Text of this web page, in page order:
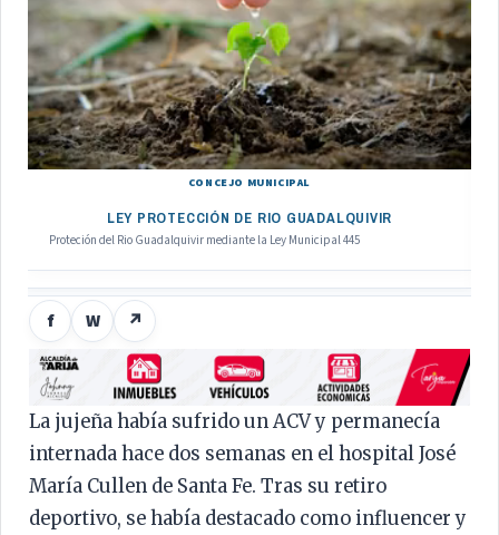
CONCEJO MUNICIPAL
LEY PROTECCIÓN DE RIO GUADALQUIVIR
Proteción del Rio Guadalquivir mediante la Ley Municipal 445
f W ↗
La jujeña había sufrido un ACV y permanecía
internada hace dos semanas en el hospital José
María Cullen de Santa Fe. Tras su retiro
deportivo, se había destacado como influencer y